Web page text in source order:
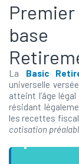
base
La Basic
universelle
atteint l’âge
résidant
les recettes
cotisation